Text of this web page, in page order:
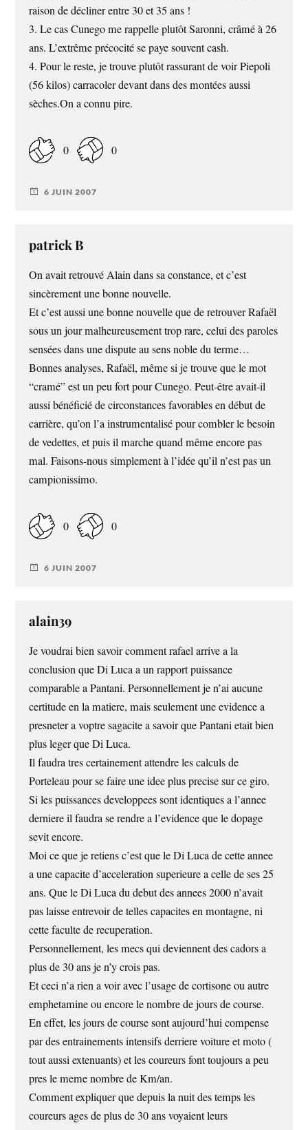
raison de décliner entre 30 et 35 ans !
3. Le cas Cunego me rappelle plutôt Saronni, crâmé à 26
ans. L’extrême précocité se paye souvent cash.
4. Pour le reste, je trouve plutôt rassurant de voir Piepoli
(56 kilos) carracoler devant dans des montées aussi
sèches.On a connu pire.
0 0
6 JUIN 2007
patrick B
On avait retrouvé Alain dans sa constance, et c’est
sincèrement une bonne nouvelle.
Et c’est aussi une bonne nouvelle que de retrouver Rafaël
sous un jour malheureusement trop rare, celui des paroles
sensées dans une dispute au sens noble du terme…
Bonnes analyses, Rafaël, même si je trouve que le mot
“cramé” est un peu fort pour Cunego. Peut-être avait-il
aussi bénéficié de circonstances favorables en début de
carrière, qu’on l’a instrumentalisé pour combler le besoin
de vedettes, et puis il marche quand même encore pas
mal. Faisons-nous simplement à l’idée qu’il n’est pas un
campionissimo.
0 0
6 JUIN 2007
alain39
Je voudrai bien savoir comment rafael arrive a la
conclusion que Di Luca a un rapport puissance
comparable a Pantani. Personnellement je n’ai aucune
certitude en la matiere, mais seulement une evidence a
presneter a voptre sagacite a savoir que Pantani etait bien
plus leger que Di Luca.
Il faudra tres certainement attendre les calculs de
Porteleau pour se faire une idee plus precise sur ce giro.
Si les puissances developpees sont identiques a l’annee
derniere il faudra se rendre a l’evidence que le dopage
sevit encore.
Moi ce que je retiens c’est que le Di Luca de cette annee
a une capacite d’acceleration superieure a celle de ses 25
ans. Que le Di Luca du debut des annees 2000 n’avait
pas laisse entrevoir de telles capacites en montagne, ni
cette faculte de recuperation.
Personnellement, les mecs qui deviennent des cadors a
plus de 30 ans je n’y crois pas.
Et ceci n’a rien a voir avec l’usage de cortisone ou autre
emphetamine ou encore le nombre de jours de course.
En effet, les jours de course sont aujourd’hui compense
par des entrainements intensifs derriere voiture et moto (
tout aussi extenuants) et les coureurs font toujours a peu
pres le meme nombre de Km/an.
Comment expliquer que depuis la nuit des temps les
coureurs ages de plus de 30 ans voyaient leurs